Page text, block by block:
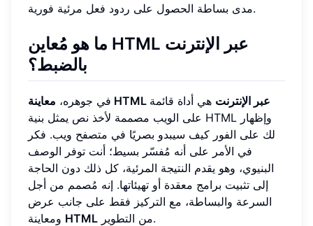
مدى بساطة الحصول على ردود فعل مرئية فورية.
ما هو مُعاين HTML عبر الإنترنت
بالضبط؟
في جوهره، معاينة HTML عبر الإنترنت هي أداة قائمة
على الويب مصممة لأخذ نص يمثل بنية HTML وإظهار
لك على الفور كيف سيبدو بصريًا في متصفح ويب. فكر
في الأمر على أنه مُفسّر بسيط؛ أنت توفر الوصف
البنيوي، وهو يقدم النتيجة المرئية، كل ذلك دون الحاجة
إلى تثبيت برامج معقدة أو تهيئاتها. إنه مُصمم من أجل
السرعة والبساطة، مع التركيز فقط على جانب عرض
HTML من التطوير.